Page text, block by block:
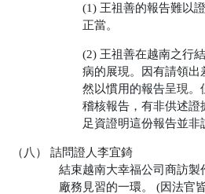
(1) 王祖善的報告難以
正當。
(2) 王祖善在越南之行
病的展現。因有請領出
然以慣用的報告呈現。
稽核報告，有非供述證
足資證明這份報告並非
（八） 詰問證人李宜錡
結束越南大幸福公司商訪製
廠務見習的一環。 (因法官